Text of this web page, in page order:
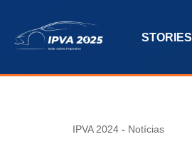
Pular
o
STORIES
IPVA 2024 - Notícias